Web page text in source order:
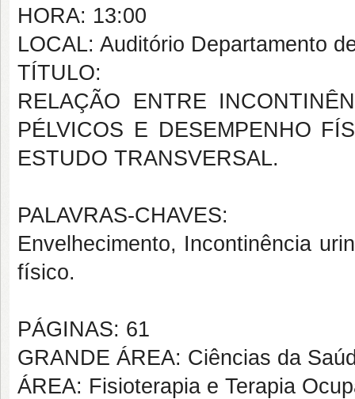
HORA: 13:00
LOCAL: Auditório Departamento
TÍTULO:
RELAÇÃO ENTRE
PÉLVICOS E DESEMPENHO
ESTUDO TRANSVERSAL.
PALAVRAS-CHAVES:
Envelhecimento, Incontinência
físico.
PÁGINAS: 61
GRANDE ÁREA: Ciências da
ÁREA: Fisioterapia e Terapia